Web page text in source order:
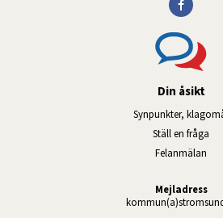
Din åsikt
Synpunkter,
Ställ en fråga
Felanmälan
Mejladress